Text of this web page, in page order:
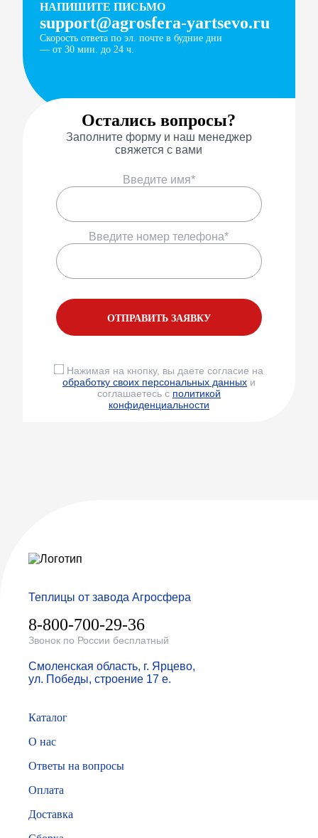
НАПИШИТЕ ПИСЬМО
support@agrosfera-yartsevo.ru
Скорость ответа по эл. почте в будние дни
— от 30 мин. до 24 ч.
Остались вопросы?
Заполните форму и наш менеджер
свяжется с вами
Введите имя*
Введите номер телефона*
ОТПРАВИТЬ ЗАЯВКУ
Нажимая на кнопку, вы даете согласие на
обработку своих персональных данныхи
соглашаетесь с политикой
конфиденциальности
Теплицы от завода Агросфера
8-800-700-29-36
Звонок по России бесплатный
Смоленская область, г. Ярцево,
ул. Победы, строение 17 е.
Каталог
О нас
Ответы на вопросы
Оплата
Доставка